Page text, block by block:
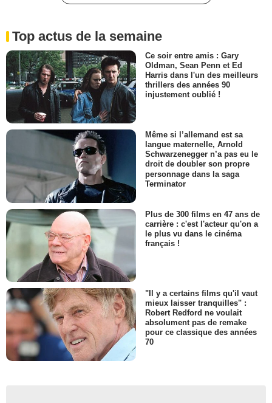
Top actus de la semaine
Ce soir entre amis : Gary
Oldman, Sean Penn et Ed
Harris dans l'un des meilleurs
thrillers des années 90
injustement oublié !
Même si l’allemand est sa
langue maternelle, Arnold
Schwarzenegger n’a pas eu le
droit de doubler son propre
personnage dans la saga
Terminator
Plus de 300 films en 47 ans de
carrière : c'est l'acteur qu'on a
le plus vu dans le cinéma
français !
"Il y a certains films qu'il vaut
mieux laisser tranquilles" :
Robert Redford ne voulait
absolument pas de remake
pour ce classique des années
70